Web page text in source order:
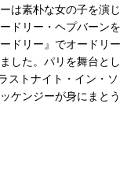
は素朴な女の子を演じ
ドリー・ヘプバーンを
ドリー』でオードリー
した。パリを舞台とし
ストナイト・イン・ソ
ケンジーが身にまとう